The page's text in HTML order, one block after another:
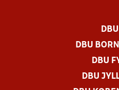
DBU
DBU
DBU
DBU